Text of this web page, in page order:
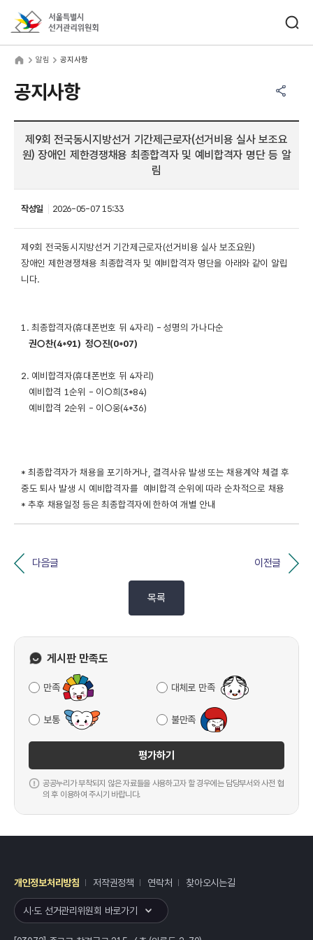
알림 공지사항
공지사항
제9회 전국동시지방선거 기간제근로자(선거비용 실사 보조요
원) 장애인 제한경쟁채용 최종합격자 및 예비합격자 명단 등 알
림
작성일 2026-05-07 15:33
제9회 전국동시지방선거 기간제근로자(선거비용 실사 보조요원)
장애인 제한경쟁채용 최종합격자 및 예비합격자 명단을 아래와 같이 알립
니다.
1. 최종합격자(휴대폰번호 뒤 4자리) - 성명의 가나다순
권○찬(4*91) 정○진(0*07)
2. 예비합격자(휴대폰번호 뒤 4자리)
예비합격 1순위 - 이○희(3*84)
예비합격 2순위 - 이○웅(4*36)
* 최종합격자가 채용을 포기하거나, 결격사유 발생 또는 채용계약 체결 후
중도 퇴사 발생 시 예비합격자를 예비합격 순위에 따라 순차적으로 채용
* 추후 채용일정 등은 최종합격자에 한하여 개별 안내
다음글 이전글
목록
게시판 만족도
만족 대체로 만족
보통 불만족
평가하기
공공누리가 부착되지 않은 자료들을 사용하고자 할 경우에는 담당부서와 사전 협
의 후 이용하여 주시기 바랍니다.
개인정보처리방침 저작권정책 연락처 찾아오시는길
시·도 선거관리위원회 바로가기